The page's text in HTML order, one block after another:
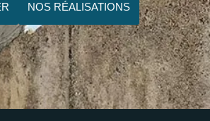
NOS RÉALISATIONS